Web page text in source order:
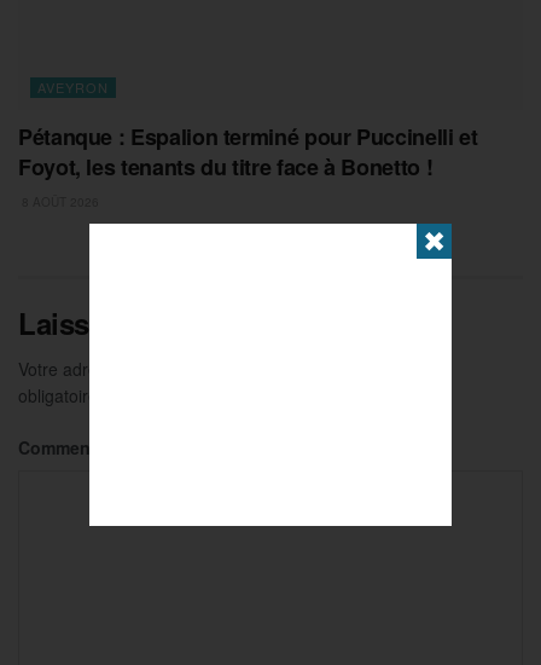
AVEYRON
Pétanque : Espalion terminé pour Puccinelli et
Foyot, les tenants du titre face à Bonetto !
Laisser un commentaire
Votre adresse e-mail ne sera pas publiée.
obligatoires sont indiqués avec
Commentaire
✖